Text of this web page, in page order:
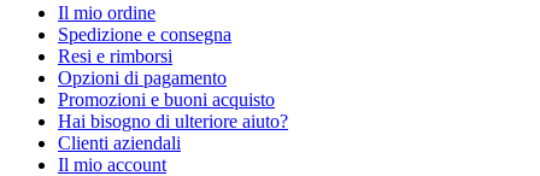
Il mio ordine
Spedizione e consegna
Resi e rimborsi
Opzioni di pagamento
Promozioni e buoni acquisto
Hai bisogno di ulteriore aiuto?
Clienti aziendali
Il mio account